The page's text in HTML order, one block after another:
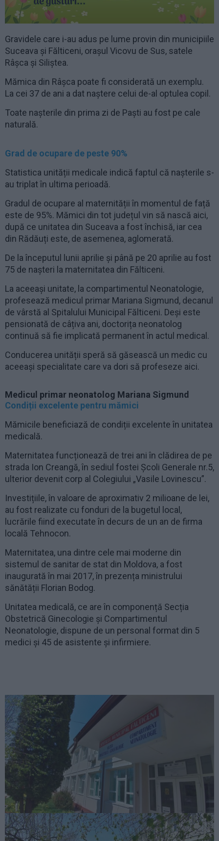
Gravidele care i-au adus pe lume provin din municipiile
Suceava și Fălticeni, orașul Vicovu de Sus, satele
Râșca și Siliștea.
Mămica din Râșca poate fi considerată un exemplu.
La cei 37 de ani a dat naștere celui de-al optulea copil.
Toate nașterile din prima zi de Paști au fost pe cale
naturală.
Grad de ocupare de peste 90%
Statistica unității medicale indică faptul că nașterile s-
au triplat în ultima perioadă.
Gradul de ocupare al maternității în momentul de față
este de 95%. Mămici din tot județul vin să nască aici,
după ce unitatea din Suceava a fost închisă, iar cea
din Rădăuți este, de asemenea, aglomerată.
De la începutul lunii aprilie și până pe 20 aprilie au fost
75 de nașteri la maternitatea din Fălticeni.
La aceeași unitate, la compartimentul Neonatologie,
profesează medicul primar Mariana Sigmund, decanul
de vârstă al Spitalului Municipal Fălticeni. Deși este
pensionată de câțiva ani, doctorița neonatolog
continuă să fie implicată permanent în actul medical.
Conducerea unității speră să găsească un medic cu
aceeași specialitate care va dori să profeseze aici.
Medicul primar neonatolog Mariana Sigmund
Condiții excelente pentru mămici
Mămicile beneficiază de condiții excelente în unitatea
medicală.
Maternitatea funcționează de trei ani în clădirea de pe
strada Ion Creangă, în sediul fostei Școli Generale nr.5,
ulterior devenit corp al Colegiului „Vasile Lovinescu”.
Investițiile, în valoare de aproximativ 2 milioane de lei,
au fost realizate cu fonduri de la bugetul local,
lucrările fiind executate în decurs de un an de firma
locală Tehnocon.
Maternitatea, una dintre cele mai moderne din
sistemul de sanitar de stat din Moldova, a fost
inaugurată în mai 2017, în prezența ministrului
sănătății Florian Bodog.
Unitatea medicală, ce are în componență Secția
Obstetrică Ginecologie și Compartimentul
Neonatologie, dispune de un personal format din 5
medici și 45 de asistente și infirmiere.